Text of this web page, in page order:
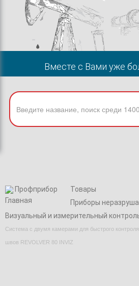
Вместе с Вами уже
Профприбор
Товары
Приборы
Визуальный и измерительный
Система с двумя камерами для быстрого
швов REVOLVER 80 INVIZ